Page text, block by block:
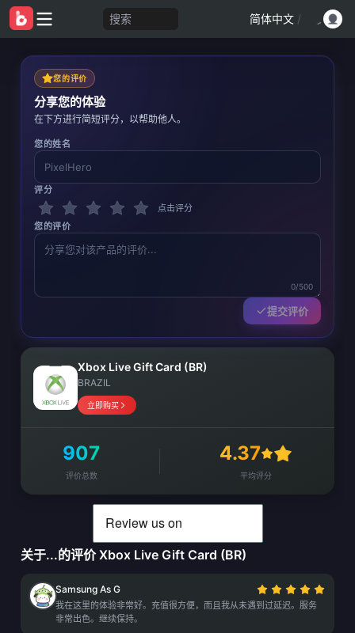
搜索 简体中文 /
您的评价
分享您的体验
在下方进行简短评分，以帮助他人。
您的姓名
评分
点击评分
您的评价
0/500
提交评价
Xbox Live Gift Card (BR)
BRAZIL
立即购买
907
评价总数
4.37
平均评分
关于...的评价 Xbox Live Gift Card (BR)
Samsung As G
我在这里的体验非常好。充值很方便，而且我从未遇到过延迟。服务
非常出色。继续保持。